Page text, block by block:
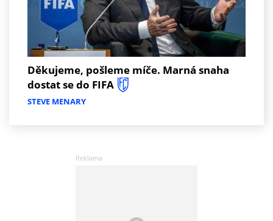
Děkujeme, pošleme míče. Marná snaha
dostat se do FIFA
STEVE MENARY